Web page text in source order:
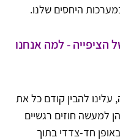
היחסים שלנו.
הציפייה - למה אנחנו
עלינו להבין קודם כל את
למעשה חוזים רגשיים
חד-צדדי בתוך